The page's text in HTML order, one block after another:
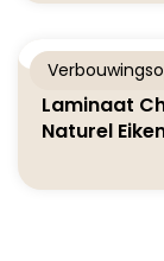
Laminaat
Naturel